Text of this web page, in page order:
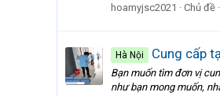
hoamyjsc2021
Chủ đề
Hà Nội Cung cấp
Bạn muốn tìm đơn vị
như bạn mong muốn,